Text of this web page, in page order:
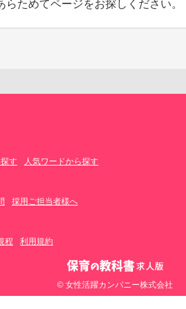
らためてページをお探しください。
す 人気ワードから探す
採用ご担当者様へ
程 利用規約
© 女性活躍カンパニー株式会社